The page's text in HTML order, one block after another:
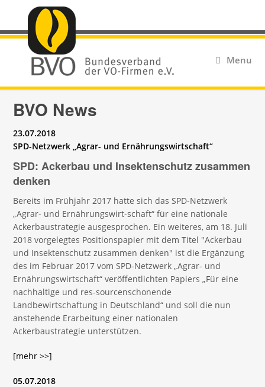
Menu
BVO News
23.07.2018
SPD-Netzwerk „Agrar- und Ernährungswirtschaft“
SPD: Ackerbau und Insektenschutz zusammen
denken
Bereits im Frühjahr 2017 hatte sich das SPD-Netzwerk
„Agrar- und Ernährungswirt-schaft“ für eine nationale
Ackerbaustrategie ausgesprochen. Ein weiteres, am 18. Juli
2018 vorgelegtes Positionspapier mit dem Titel "Ackerbau
und Insektenschutz zusammen denken" ist die Ergänzung
des im Februar 2017 vom SPD-Netzwerk „Agrar- und
Ernährungswirtschaft“ veröffentlichten Papiers „Für eine
nachhaltige und res-sourcenschonende
Landbewirtschaftung in Deutschland“ und soll die nun
anstehende Erarbeitung einer nationalen
Ackerbaustrategie unterstützen.
[mehr >>]
05.07.2018